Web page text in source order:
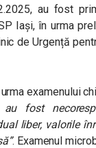
au fost
Iași, în urma
de Urgență
examenului
fost
liber, valorile
. Examenul